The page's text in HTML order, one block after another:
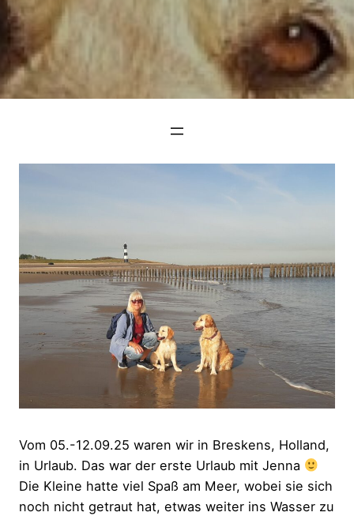
Vom 05.-12.09.25 waren wir in Breskens, Holland,
in Urlaub. Das war der erste Urlaub mit Jenna
Die Kleine hatte viel Spaß am Meer, wobei sie sich
noch nicht getraut hat, etwas weiter ins Wasser zu